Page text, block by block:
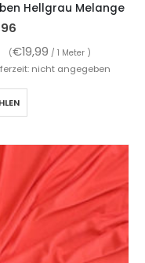
Hellgrau Melange
(€19,99 / 1 Meter )
nicht angegeben